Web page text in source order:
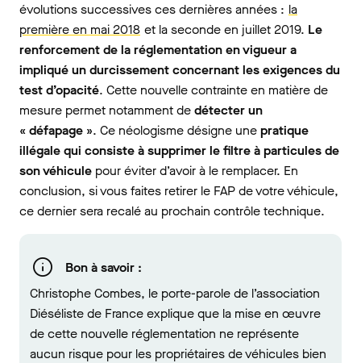
évolutions successives ces dernières années : la
première en mai 2018 et la seconde en juillet 2019. Le
renforcement de la réglementation en vigueur a
impliqué un durcissement concernant les exigences du
test d’opacité. Cette nouvelle contrainte en matière de
mesure permet notamment dedétecter un
« défapage ». Ce néologisme désigne unepratique
illégale qui consiste à supprimer le filtre à particules de
son véhicule pour éviter d’avoir à le remplacer. En
conclusion, si vous faites retirer le FAP de votre véhicule,
ce dernier sera recalé au prochain contrôle technique.
Bon à savoir :
Christophe Combes, le porte-parole de l’association
Diéséliste de France explique que la mise en œuvre
de cette nouvelle réglementation ne représente
aucun risque pour les propriétaires de véhicules bien